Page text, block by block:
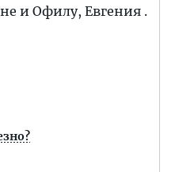
и Офилу, Евгения .